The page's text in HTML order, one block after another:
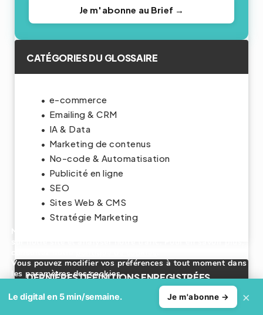
Je m'abonne au Brief →
CATÉGORIES DU GLOSSAIRE
e-commerce
Emailing & CRM
IA & Data
Marketing de contenus
No-code & Automatisation
Publicité en ligne
SEO
Sites Web & CMS
Stratégie Marketing
DERNIÈRES DÉFINITIONS ENREGISTRÉES
Le digital en 5 min/semaine. Je m'abonne → ×
Nous utilisons des cookies pour améliorer votre expérience
sur notre site et analyser notre trafic. Pour en savoir plus,
Vous pouvez modifier vos préférences à tout moment dans
les paramètres des cookies.
Accepter Refuser